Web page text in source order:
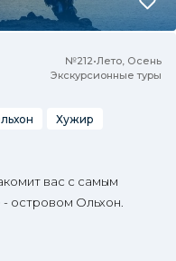
№212•Лето, Осень
Экскурсионные туры
Хужир
вас с самым
островом Ольхон.